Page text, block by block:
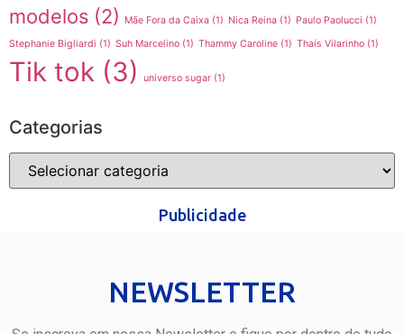
modelos (2) Mãe Fora da Caixa (1) Nica Reina (1) Paulo Paolucci (1)
Stephanie Bigliardi (1) Suh Marcelino (1) Thammy Caroline (1) Thaís Vilarinho (1)
Tik tok (3) universo sugar (1)
Categorias
Publicidade
NEWSLETTER